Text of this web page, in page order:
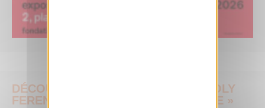
DÉCOUVREZ L’EXPOSITION « KÁROLY
FERENCZY MODERNITÉ HONGROISE »